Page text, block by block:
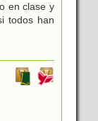
en clase y
todos han